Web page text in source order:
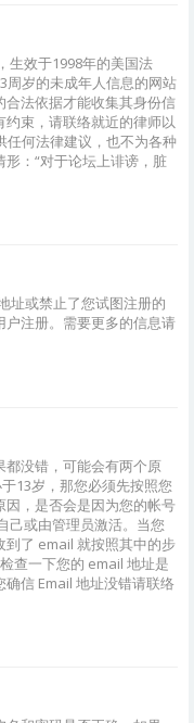
生效于1998年的美国法
周岁的未成年人信息的网站
法依据才能收集其身份信
束，请联络就近的律师以
任何法律建议，也不为各种
：“对于论坛上诽谤，脏
址或禁止了您试图注册的
注册。需要更多的信息请
没错，可能会有两个原
13岁，那您必须先按照您
，是否会是因为您的帐号
己或由管理员激活。当您
了 email 就按照其中的步
查一下您的 email 地址是
信 Email 地址没错请联络